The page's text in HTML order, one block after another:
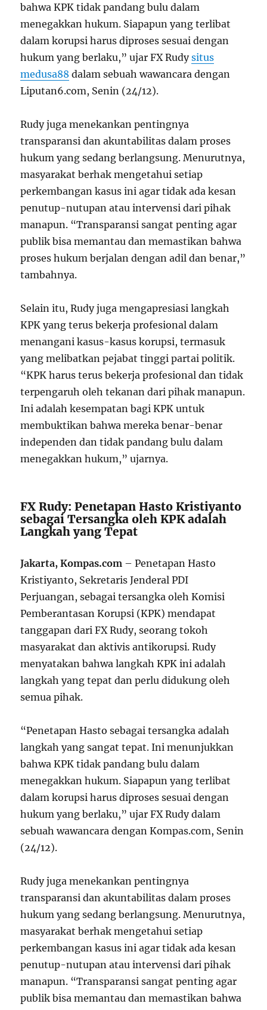
bahwa KPK tidak pandang bulu dalam
menegakkan hukum. Siapapun yang terlibat
dalam korupsi harus diproses sesuai dengan
hukum yang berlaku,” ujar FX Rudysitus
medusa88 dalam sebuah wawancara dengan
Liputan6.com, Senin (24/12).
Rudy juga menekankan pentingnya
transparansi dan akuntabilitas dalam proses
hukum yang sedang berlangsung. Menurutnya,
masyarakat berhak mengetahui setiap
perkembangan kasus ini agar tidak ada kesan
penutup-nutupan atau intervensi dari pihak
manapun. “Transparansi sangat penting agar
publik bisa memantau dan memastikan bahwa
proses hukum berjalan dengan adil dan benar,”
tambahnya.
Selain itu, Rudy juga mengapresiasi langkah
KPK yang terus bekerja profesional dalam
menangani kasus-kasus korupsi, termasuk
yang melibatkan pejabat tinggi partai politik.
“KPK harus terus bekerja profesional dan tidak
terpengaruh oleh tekanan dari pihak manapun.
Ini adalah kesempatan bagi KPK untuk
membuktikan bahwa mereka benar-benar
independen dan tidak pandang bulu dalam
menegakkan hukum,” ujarnya.
FX Rudy: Penetapan Hasto Kristiyanto
sebagai Tersangka oleh KPK adalah
Langkah yang Tepat
Jakarta, Kompas.com – Penetapan Hasto
Kristiyanto, Sekretaris Jenderal PDI
Perjuangan, sebagai tersangka oleh Komisi
Pemberantasan Korupsi (KPK) mendapat
tanggapan dari FX Rudy, seorang tokoh
masyarakat dan aktivis antikorupsi. Rudy
menyatakan bahwa langkah KPK ini adalah
langkah yang tepat dan perlu didukung oleh
semua pihak.
“Penetapan Hasto sebagai tersangka adalah
langkah yang sangat tepat. Ini menunjukkan
bahwa KPK tidak pandang bulu dalam
menegakkan hukum. Siapapun yang terlibat
dalam korupsi harus diproses sesuai dengan
hukum yang berlaku,” ujar FX Rudy dalam
sebuah wawancara dengan Kompas.com, Senin
(24/12).
Rudy juga menekankan pentingnya
transparansi dan akuntabilitas dalam proses
hukum yang sedang berlangsung. Menurutnya,
masyarakat berhak mengetahui setiap
perkembangan kasus ini agar tidak ada kesan
penutup-nutupan atau intervensi dari pihak
manapun. “Transparansi sangat penting agar
publik bisa memantau dan memastikan bahwa